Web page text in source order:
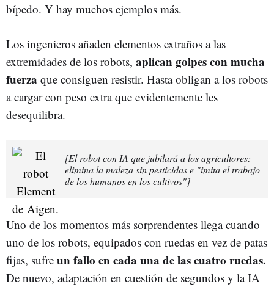
bípedo. Y hay muchos ejemplos más.
Los ingenieros añaden elementos extraños a las
extremidades de los robots, aplican golpes con mucha
fuerza que consiguen resistir. Hasta obligan a los robots
a cargar con peso extra que evidentemente les
desequilibra.
[El robot con IA que jubilará a los agricultores:
elimina la maleza sin pesticidas e "imita el trabajo
de los humanos en los cultivos"]
Uno de los momentos más sorprendentes llega cuando
uno de los robots, equipados con ruedas en vez de patas
fijas, sufre un fallo en cada una de las cuatro ruedas.
De nuevo, adaptación en cuestión de segundos y la IA